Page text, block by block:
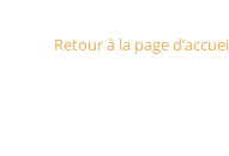
Retour à la page